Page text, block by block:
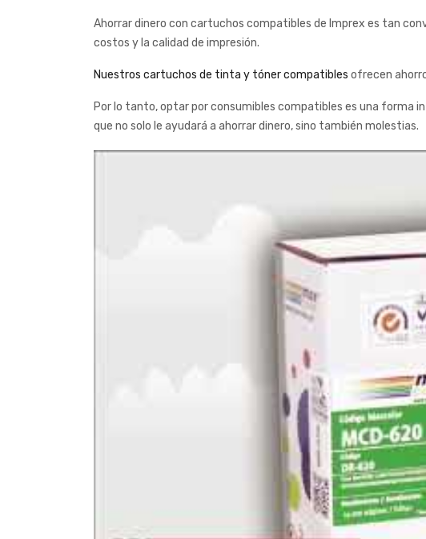
Ahorrar dinero con cartuchos compatibles de Imprex es tan
costos y la calidad de impresión.
Nuestros cartuchos de tinta y tóner compatibles ofrecen
Por lo tanto, optar por consumibles compatibles es una forma
que no solo le ayudará a ahorrar dinero, sino también molestias.